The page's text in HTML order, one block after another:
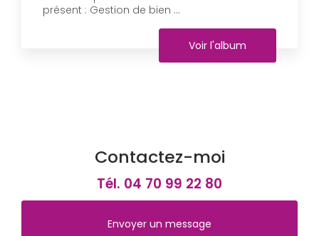
présent : Gestion de bien ...
Voir l'album
Contactez-moi
Tél. 04 70 99 22 80
Envoyer un message